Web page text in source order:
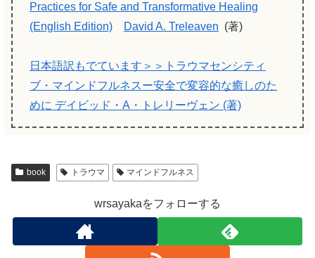
Practices for Safe and Transformative Healing
(English Edition)
David A. Treleaven (著)
日本語訳もでています＞＞トラウマセンシティ
ブ・マインドフルネスー安全で変容的な癒しのた
めに デイビッド・A・トレリーヴェン (著)
book トラウマ マインドフルネス
wrsayakaをフォローする